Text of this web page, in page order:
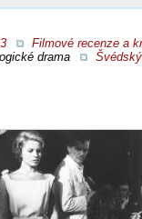
Filmové recenze a
drama